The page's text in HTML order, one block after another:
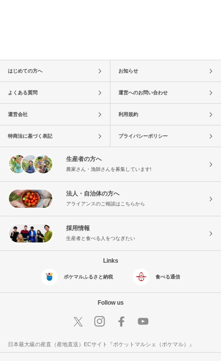
はじめての方へ お知らせ
よくある質問 運営へのお問い合わせ
運営会社 利用規約
特商法に基づく表記 プライバシーポリシー
生産者の方へ
農家さん・漁師さんを募集しています!
法人・自治体の方へ
アライアンスのご相談はこちらから
採用情報
生産者と食べる人をつなぎたい
Links
ポケマルふるさと納税 食べる通信
Follow us
日本最大級の産直（産地直送）ECサイト『ポケットマルシェ（ポケマル）』